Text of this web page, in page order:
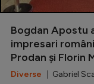
Bogdan Apostu
impresari
Prodan și Florin
Diverse | Gabriel